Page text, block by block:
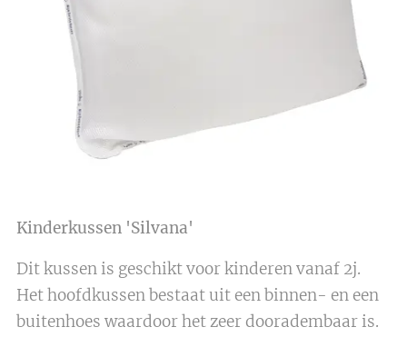
Kinderkussen 'Silvana'
Dit kussen is geschikt voor kinderen vanaf 2j.
Het hoofdkussen bestaat uit een binnen- en een
buitenhoes waardoor het zeer dooradembaar is.